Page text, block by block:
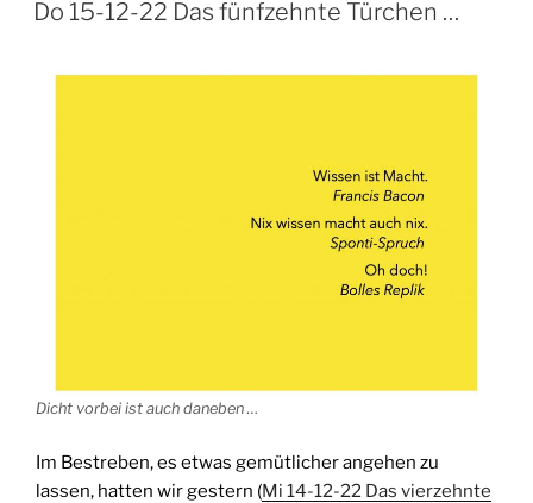
Do 15-12-22 Das fünfzehnte Türchen …
Dicht vorbei ist auch daneben …
Im Bestreben, es etwas gemütlicher angehen zu
lassen, hatten wir gestern (Mi 14-12-22 Das vierzehnte